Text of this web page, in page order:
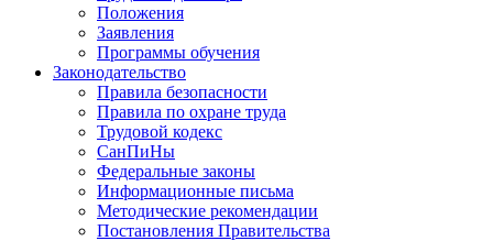
Положения
Заявления
Программы обучения
Законодательство
Правила безопасности
Правила по охране труда
Трудовой кодекс
СанПиНы
Федеральные законы
Информационные письма
Методические рекомендации
Постановления Правительства